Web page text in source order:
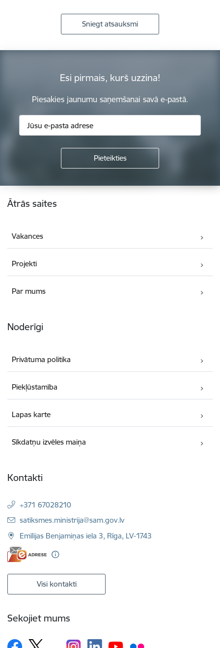
Sniegt atsauksmi
Esi pirmais, kurš uzzina!
Piesakies jaunumu saņemšanai savā e-pastā.
Kājene
Ātrās saites
Vakances
Projekti
Par mums
Noderīgi
Privātuma politika
Piekļūstamība
Lapas karte
Sīkdatņu izvēles maiņa
Kontakti
+371 67028210
E-pasts:
satiksmes.ministrija@sam.gov.lv
Emīlijas Benjamiņas iela 3, Rīga, LV-1743
Visi kontakti
Sekojiet mums